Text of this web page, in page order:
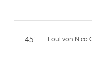
45' Foul von Nico